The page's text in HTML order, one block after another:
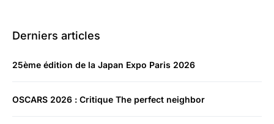
Derniers articles
25ème édition de la Japan Expo Paris 2026
OSCARS 2026 : Critique The perfect neighbor